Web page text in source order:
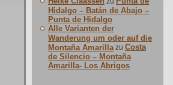
Hidalgo – Batán de Abajo –
Punta de Hidalgo
Alle Varianten der
Wanderung um oder auf die
Montaña Amarilla zu Costa
de Silencio – Montaña
Amarilla- Los Abrigos